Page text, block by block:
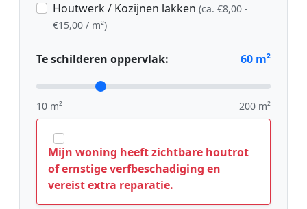
Houtwerk / Kozijnen lakken (ca. €8,00 -
€15,00 / m²)
Te schilderen oppervlak: 60 m²
10 m² 200 m²
Mijn woning heeft zichtbare houtrot
of ernstige verfbeschadiging en
vereist extra reparatie.